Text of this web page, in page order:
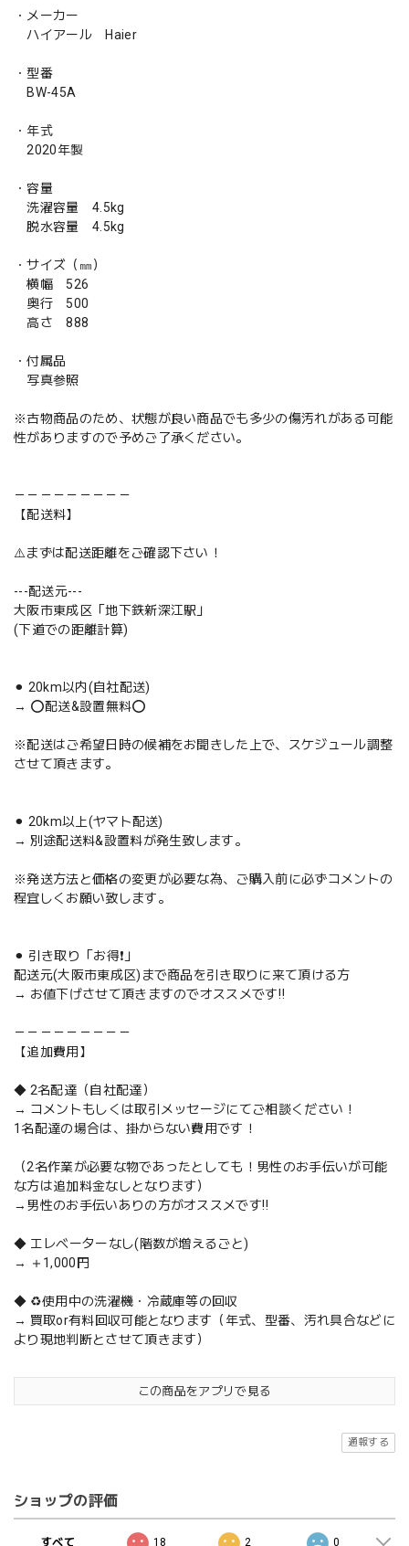
・メーカー
ハイアール Haier
・型番
BW-45A
・年式
2020年製
・容量
洗濯容量 4.5kg
脱水容量 4.5kg
・サイズ（㎜）
横幅 526
奥行 500
高さ 888
・付属品
写真参照
※古物商品のため、状態が良い商品でも多少の傷汚れがある可能
性がありますので予めご了承ください。
－－－－－－－－－
【配送料】
⚠️まずは配送距離をご確認下さい！
---配送元---
大阪市東成区「地下鉄新深江駅」
(下道での距離計算)
⚫︎ 20km以内(自社配送)
→ ⭕️配送&設置無料⭕️
※配送はご希望日時の候補をお聞きした上で、スケジュール調整
させて頂きます。
⚫︎ 20km以上(ヤマト配送)
→ 別途配送料&設置料が発生致します。
※発送方法と価格の変更が必要な為、ご購入前に必ずコメントの
程宜しくお願い致します。
⚫︎ 引き取り「お得❗️」
配送元(大阪市東成区)まで商品を引き取りに来て頂ける方
→ お値下げさせて頂きますのでオススメです‼️
－－－－－－－－－
【追加費用】
◆ 2名配達（自社配達）
→ コメントもしくは取引メッセージにてご相談ください！
1名配達の場合は、掛からない費用です！
（2名作業が必要な物であったとしても！男性のお手伝いが可能
な方は追加料金なしとなります）
→男性のお手伝いありの方がオススメです‼️
◆ エレベーターなし(階数が増えるごと)
→ ＋1,000円
◆ ♻️使用中の洗濯機・冷蔵庫等の回収
→ 買取or有料回収可能となります（年式、型番、汚れ具合などに
より現地判断とさせて頂きます）
この商品をアプリで見る
通報する
ショップの評価
すべて 18 2 0